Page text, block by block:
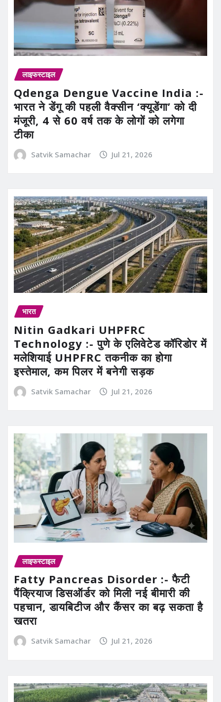
लाइफस्टाइल
Qdenga Dengue Vaccine India :-
भारत ने डेंगू की पहली वैक्सीन ‘क्यूडेंगा’ को दी
मंजूरी, 4 से 60 वर्ष तक के लोगों को लगेगा
टीका
Satvik Samachar Jul 21, 2026
भारत
Nitin Gadkari UHPFRC
Technology :- पुणे के एलिवेटेड कॉरिडोर में
मलेशियाई UHPFRC तकनीक का होगा
इस्तेमाल, कम पिलर में बनेगी सड़क
Satvik Samachar Jul 21, 2026
लाइफस्टाइल
Fatty Pancreas Disorder :- फैटी
पैंक्रियाज डिसऑर्डर को मिली नई बीमारी की
पहचान, डायबिटीज और कैंसर का बढ़ सकता है
खतरा
Satvik Samachar Jul 21, 2026